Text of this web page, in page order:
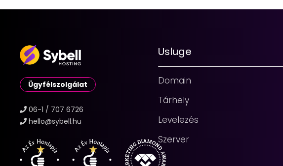
Ügyfélszolgálat
06-1 / 707 6726
hello@sybell.hu
Usluge
Domain
Tárhely
Levelezés
Szerver